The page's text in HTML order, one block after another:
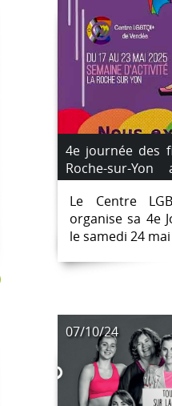
4e journée des
Roche-sur-
l’inclusion
Le Centre
organise sa 4e
le samedi 24
07/10/24